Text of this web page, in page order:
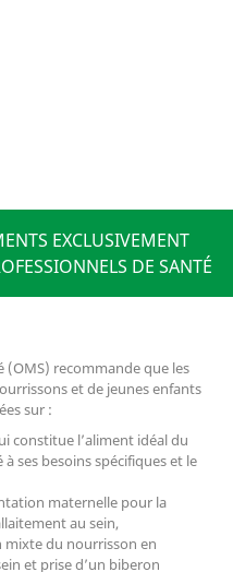
EXCLUSIVEMENT
DE SANTÉ
(OMS) recommande que les
et de jeunes enfants
sur :
constitue l’aliment idéal du
ses besoins spécifiques et le
maternelle pour la
au sein,
mixte du nourrisson en
et prise d’un biberon